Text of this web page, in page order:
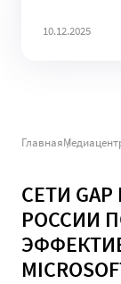
10.12.2025
Главная
СЕТИ GAP
РОССИИ